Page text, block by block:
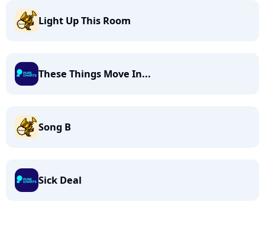
Light Up This Room
These Things Move In...
Song B
Sick Deal